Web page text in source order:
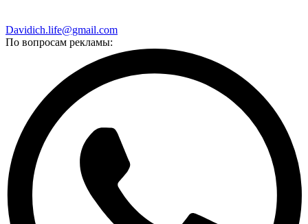
Davidich.life@gmail.com
По вопросам рекламы: